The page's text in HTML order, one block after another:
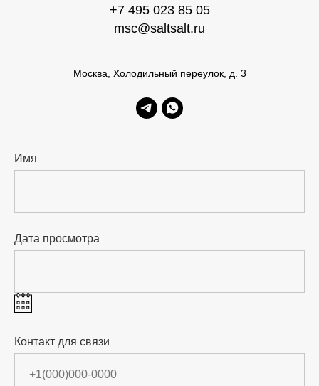
+7 495 023 85 05
msc@saltsalt.ru
Москва, Холодильный переулок, д. 3
Имя
Дата просмотра
Контакт для связи